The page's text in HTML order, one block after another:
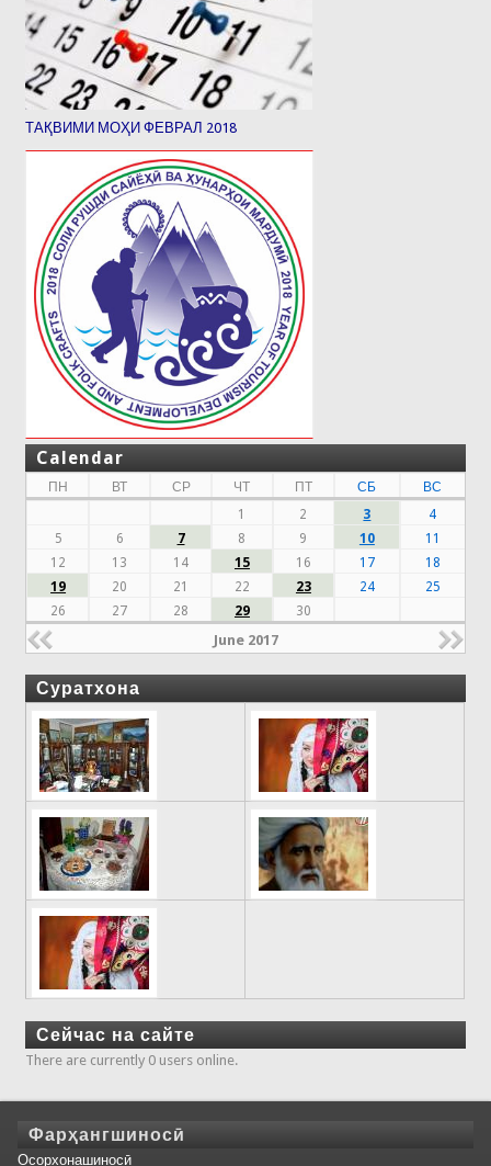
ТАҚВИМИ МОҲИ ФЕВРАЛ 2018
Calendar
ПН ВТ СР ЧТ ПТ СБ
ВС
1
2 3
4
5
6 7 8 9 10
11
12
13 14 15 16 17
18
19
20 21 22 23 24
25
26
27 28 29 30
June 2017
Суратхона
Сейчас на сайте
There are currently 0 users online.
Фарҳангшиносӣ
Осорхонашиносӣ